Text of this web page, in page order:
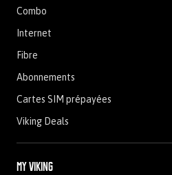
Combo
Internet
Fibre
Abonnements
Cartes SIM prépayées
Viking Deals
My Viking